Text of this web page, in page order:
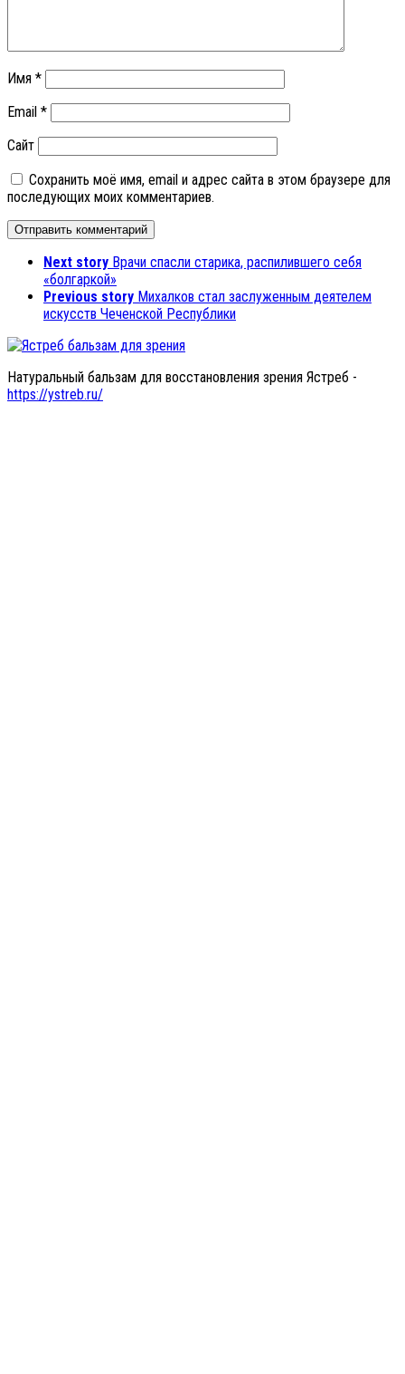
Имя *
Email *
Сайт
Сохранить моё имя, email и адрес сайта в этом браузере для
последующих моих комментариев.
Next story Врачи спасли старика, распилившего себя
«болгаркой»
Previous story Михалков стал заслуженным деятелем
искусств Чеченской Республики
Натуральный бальзам для восстановления зрения Ястреб -
https://ystreb.ru/